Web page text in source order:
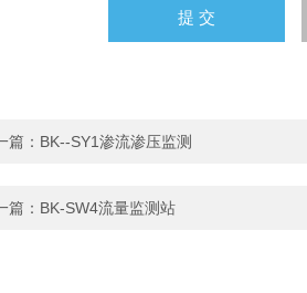
篇： BK--SY1渗流渗压监测
篇： BK-SW4流量监测站